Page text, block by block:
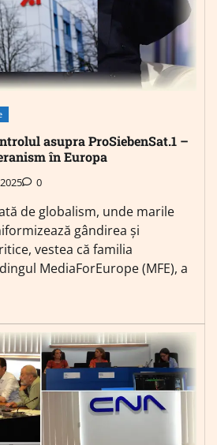
asupra ProSiebenSat.1 –
în Europa
0
de globalism, unde marile
gândirea și
vestea că familia
MediaForEurope (MFE), a